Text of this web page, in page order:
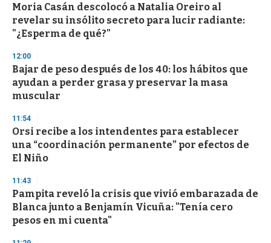
s
o
f
s
e
c
o
n
s
Moria Casán descolocó a Natalia Oreiro al
revelar su insólito secreto para lucir radiante:
"¿Esperma de qué?"
12:00
Bajar de peso después de los 40: los hábitos que
ayudan a perder grasa y preservar la masa
muscular
11:54
Orsi recibe a los intendentes para establecer
una “coordinación permanente” por efectos de
El Niño
11:43
Pampita reveló la crisis que vivió embarazada de
Blanca junto a Benjamín Vicuña: "Tenía cero
pesos en mi cuenta"